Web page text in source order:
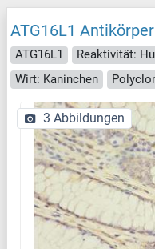
ATG16L1
ATG16L1 Reaktivität:
Wirt: Kaninchen
3 Abbildungen